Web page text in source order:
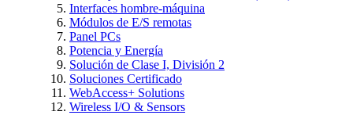
Interfaces hombre-máquina
Módulos de E/S remotas
Panel PCs
Potencia y Energía
Solución de Clase I, División 2
Soluciones Certificado
WebAccess+ Solutions
Wireless I/O & Sensors